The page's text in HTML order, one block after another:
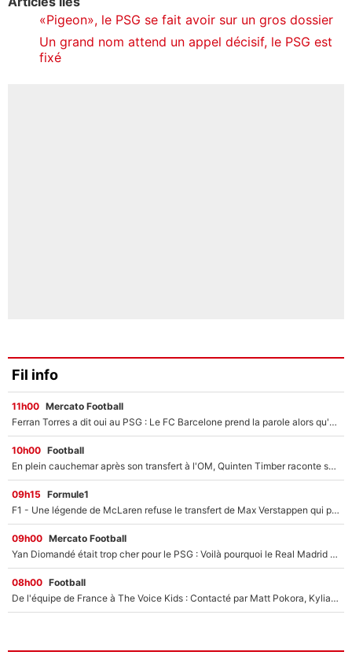
«Pigeon», le PSG se fait avoir sur un gros dossier
Un grand nom attend un appel décisif, le PSG est
fixé
Fil info
11h00 Mercato Football
Ferran Torres a dit oui au PSG : Le FC Barcelone prend la parole alors qu'un transfert de l'attaquant espagnol prend forme
10h00 Football
En plein cauchemar après son transfert à l'OM, Quinten Timber raconte ses doutes après sa signature à Marseille
09h15 Formule1
F1 - Une légende de McLaren refuse le transfert de Max Verstappen qui pourrait «faire des vagues» et plomber l'ambiance dans l'équipe
09h00 Mercato Football
Yan Diomandé était trop cher pour le PSG : Voilà pourquoi le Real Madrid a accepté de payer la somme record de 140M€ pour boucler son transfert !
08h00 Football
De l'équipe de France à The Voice Kids : Contacté par Matt Pokora, Kylian Mbappé a accepté de jouer un rôle inédit sur TF1 !